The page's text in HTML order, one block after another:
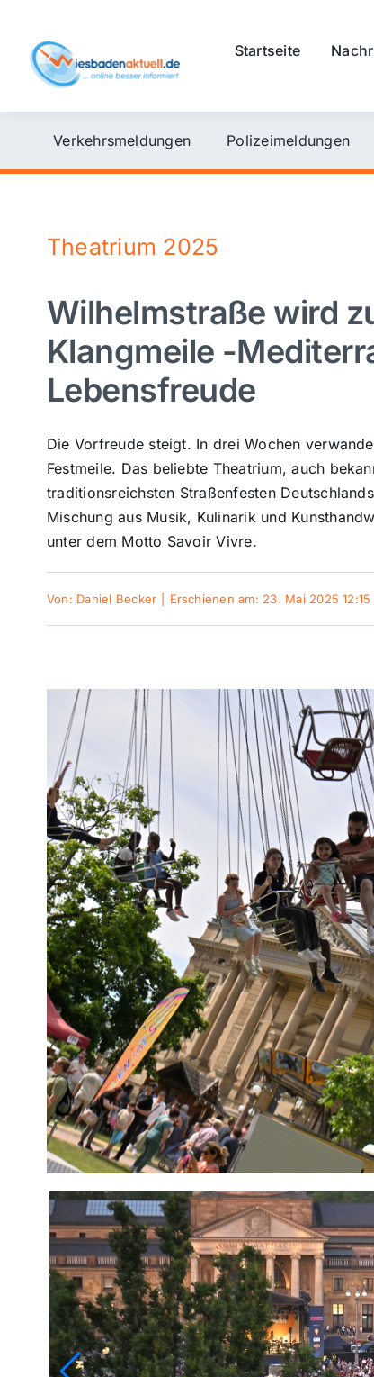
content
Startseite
Verkehrsmeldungen Polizeimeldungen
Theatrium 2025
Wilhelmstraße wird
Klangmeile -
Lebensfreude
Die Vorfreude steigt. In drei Wochen
Festmeile. Das beliebte Theatrium, auch
traditionsreichsten Straßenfesten
Mischung aus Musik, Kulinarik und
unter dem Motto Savoir Vivre.
Von: Daniel Becker Erschienen am: 23. Mai 2025 12:15